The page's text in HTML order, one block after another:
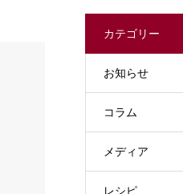
カテゴリー
お知らせ
コラム
メディア
レシピ